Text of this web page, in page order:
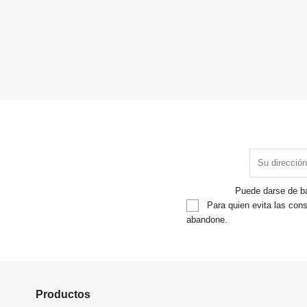
Puede darse de
Para quien evita las
abandone.
Productos